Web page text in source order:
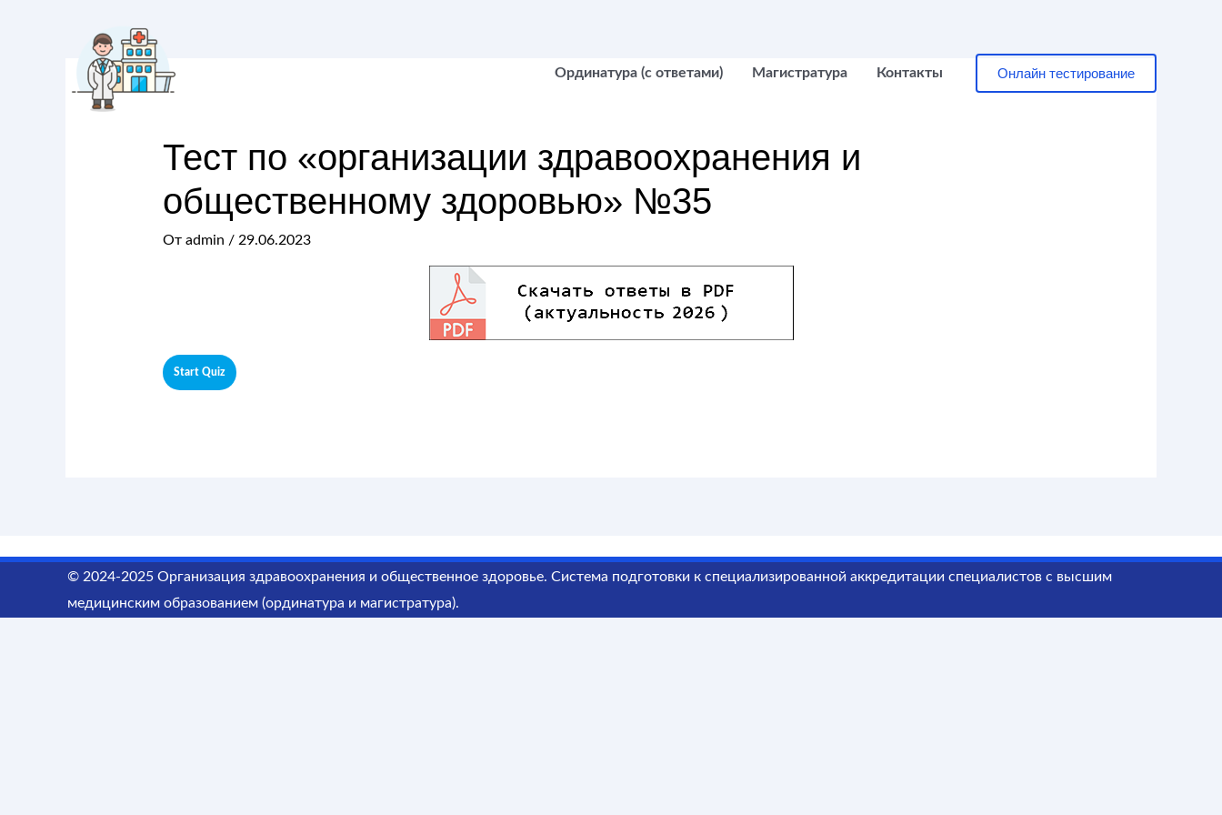
Ординатура (с ответами) Магистратура Контакты Онлайн тестирование
Тест по «организации здравоохранения и
общественному здоровью» №35
От admin / 29.06.2023
© 2024-2025 Организация здравоохранения и общественное здоровье. Система подготовки к специализированной аккредитации специалистов с высшим
медицинским образованием (ординатура и магистратура).